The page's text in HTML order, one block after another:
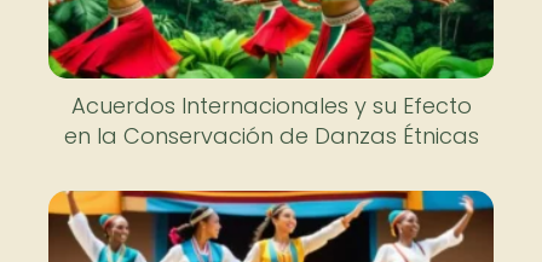
Acuerdos Internacionales y su Efecto
en la Conservación de Danzas Étnicas